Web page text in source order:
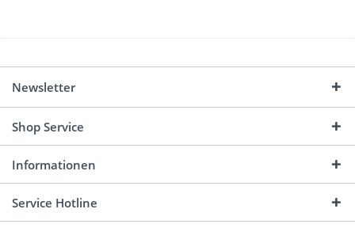
Newsletter
Shop Service
Informationen
Service Hotline